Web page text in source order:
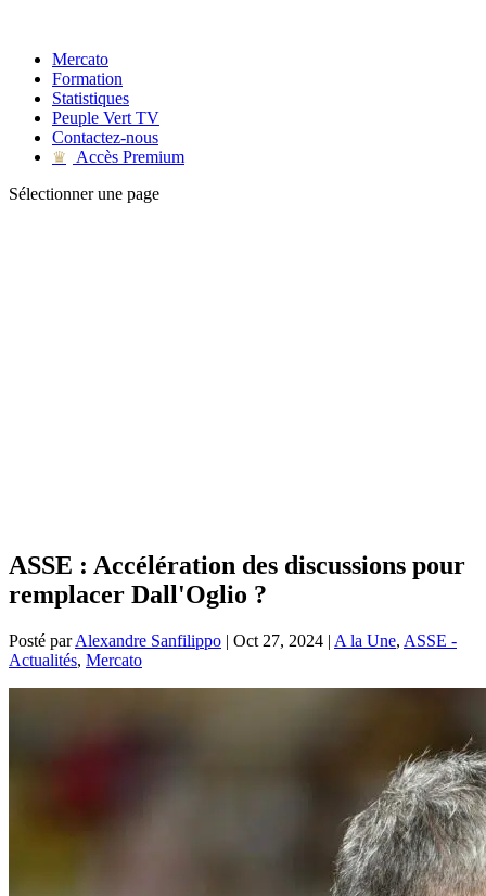
Mercato
Formation
Statistiques
Peuple Vert TV
Contactez-nous
♛
Accès Premium
Sélectionner une page
ASSE : Accélération des discussions pour
remplacer Dall'Oglio ?
Posté parAlexandre Sanfilippo | Oct 27, 2024 | A la Une, ASSE -
Actualités, Mercato